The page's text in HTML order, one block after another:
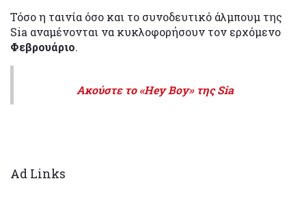
Τόσο η ταινία όσο και το συνοδευτικό άλμπουμ της
Sia αναμένονται να κυκλοφορήσουν τον ερχόμενο
Φεβρουάριο.
Ακούστε το «Hey Boy» της Sia
Ad Links